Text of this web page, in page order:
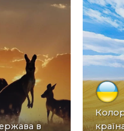
Колоритна багатонаціональна